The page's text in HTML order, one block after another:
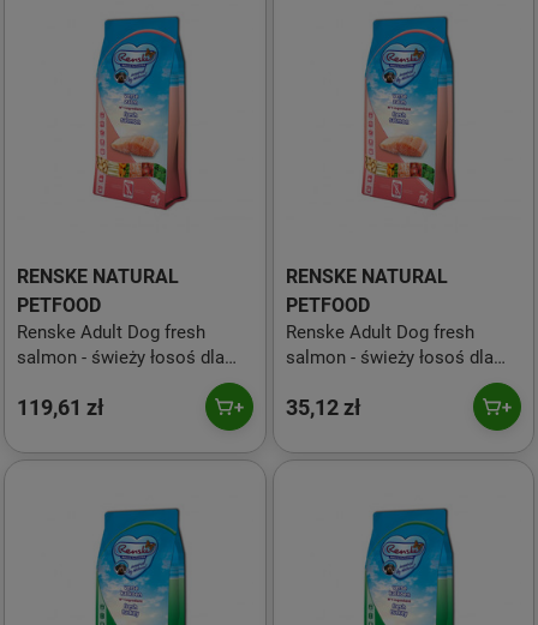
RENSKE NATURAL
PETFOOD
Renske Adult Dog fresh
salmon - świeży łosoś dla
dorosłych psów (bez zbóż) 2
kg
119,61 zł
RENSKE NATURAL
PETFOOD
Renske Adult Dog fresh
salmon - świeży łosoś dla
dorosłych psów (bez zbóż)
600 g
35,12 zł